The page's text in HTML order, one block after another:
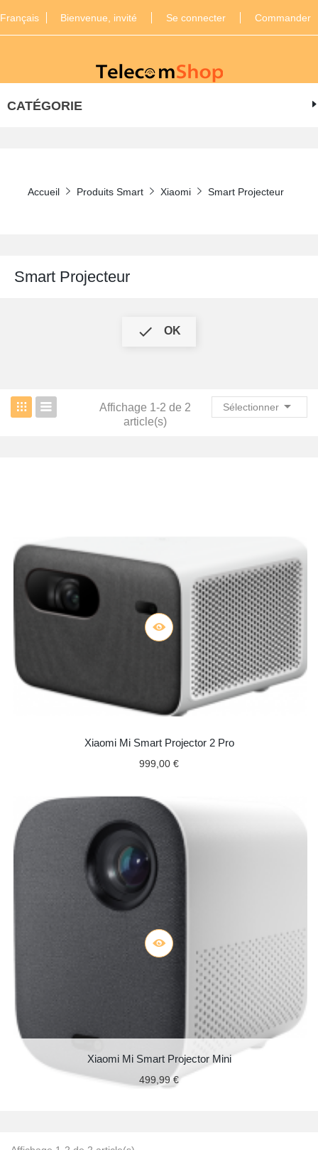
Français Bienvenue, invité Se connecter Commander
CATÉGORIE
Accueil Produits Smart Xiaomi Smart Projecteur
Smart Projecteur
 OK
Sélectionner 
Affichage 1-2 de 2
article(s)
Xiaomi Mi Smart Projector 2 Pro
999,00 €
Xiaomi Mi Smart Projector Mini
499,99 €